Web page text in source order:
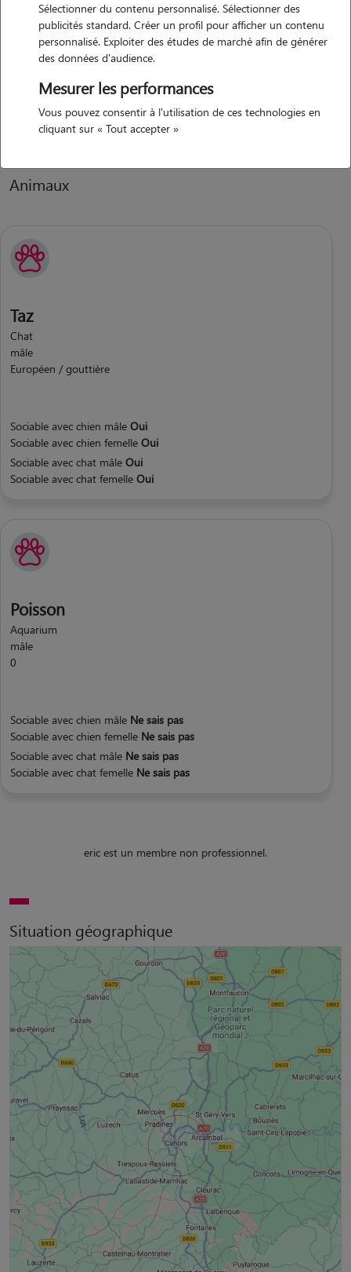
Expérience
j'ai toujours eu des animaux à la maison, chien chat, poisson ainsi que
aussi les mettre en confiance pour qu'il se sente bien avec moi.
Animaux
Taz
Chat
mâle
Européen / gouttière
Sociable avec chien mâle Oui
Sociable avec chien femelle Oui
Sociable avec chat mâle Oui
Sociable avec chat femelle Oui
Poisson
Aquarium
mâle
0
Sociable avec chien mâle Ne sais pas
Sociable avec chien femelle Ne sais pas
Sociable avec chat mâle Ne sais pas
Sociable avec chat femelle Ne sais pas
eric est un membre non professionnel.
Situation géographique
Sélectionner du contenu personnalisé. Sélectionner des
publicités standard. Créer un profil pour afficher un contenu
personnalisé. Exploiter des études de marché afin de générer
des données d'audience.
Mesurer les performances
Vous pouvez consentir à l'utilisation de ces technologies en
cliquant sur « Tout accepter »